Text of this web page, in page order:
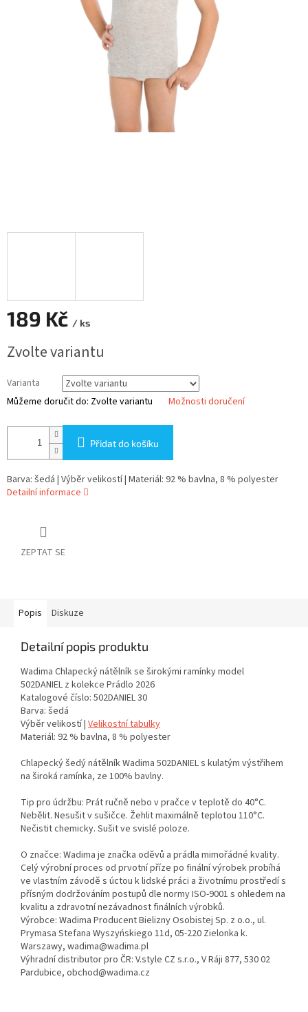
189 Kč / ks
cena:
Zvolte variantu
Varianta
Můžeme doručit do: Zvolte variantu Možnosti doručení
Přidat do košíku
Barva: šedá | Výběr velikostí | Materiál: 92 % bavlna, 8 % polyester
Detailní informace
ZEPTAT SE
Popis Diskuze
Detailní popis produktu
Wadima Chlapecký nátělník se širokými ramínky model
502DANIEL z kolekce Prádlo 2026
Katalogové číslo: 502DANIEL 30
Barva: šedá
Výběr velikostí | Velikostní tabulky
Materiál: 92 % bavlna, 8 % polyester
Chlapecký šedý nátělník Wadima 502DANIEL s kulatým výstřihem
na široká ramínka, ze 100% bavlny.
Tip pro údržbu: Prát ručně nebo v pračce v teplotě do 40°C.
Nebělit. Nesušit v sušičce. Žehlit maximálně teplotou 110°C.
Nečistit chemicky. Sušit ve svislé poloze.
O značce: Wadima je značka oděvů a prádla mimořádné kvality.
Celý výrobní proces od prvotní příze po finální výrobek probíhá
ve vlastním závodě s úctou k lidské práci a životnímu prostředí s
přísným dodržováním postupů dle normy ISO-9001 s ohledem na
kvalitu a zdravotní nezávadnost finálních výrobků.
Výrobce: Wadima Producent Bielizny Osobistej Sp. z o.o., ul.
Prymasa Stefana Wyszyńskiego 11d, 05-220 Zielonka k.
Warszawy, wadima@wadima.pl
Výhradní distributor pro ČR: V.style CZ s.r.o., V Ráji 877, 530 02
Pardubice, obchod@wadima.cz